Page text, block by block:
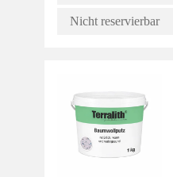
Nicht reservierbar